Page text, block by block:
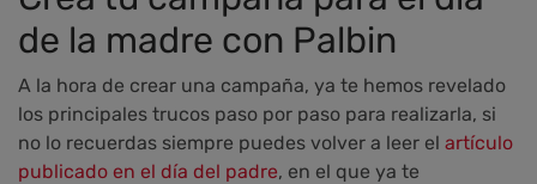
de la madre con Palbin
A la hora de crear una campaña, ya te hemos revelado
los principales trucos paso por paso para realizarla, si
no lo recuerdas siempre puedes volver a leer el artículo
publicado en el día del padre, en el que ya te